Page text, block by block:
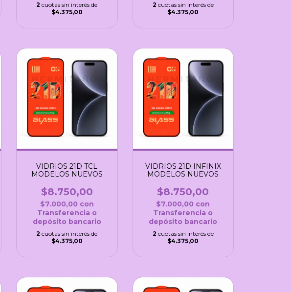
2 cuotas sin interés de
$4.375,00
2 cuotas sin interés de
$4.375,00
VIDRIOS 21D TCL
MODELOS NUEVOS
$8.750,00
$7.000,00 con
Transferencia o
depósito bancario
2 cuotas sin interés de
$4.375,00
VIDRIOS 21D INFINIX
MODELOS NUEVOS
$8.750,00
$7.000,00 con
Transferencia o
depósito bancario
2 cuotas sin interés de
$4.375,00